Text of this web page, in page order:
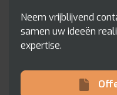
Neem vrijblijvend
samen uw ideeën
expertise.